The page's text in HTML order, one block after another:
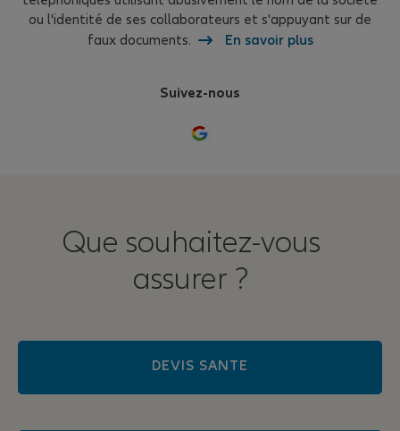
ou l'identité de ses collaborateurs et s'appuyant sur de
faux documents.
En savoir plus
Suivez-nous
Que souhaitez-vous
assurer ?
DEVIS SANTE